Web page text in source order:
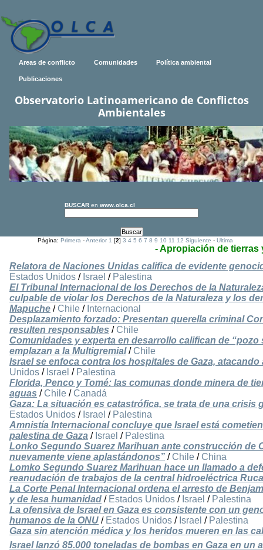
Areas de conflicto Comunidades Política ambiental
Publicaciones
Observatorio Latinoamericano de Conflictos
Ambientales
BUSCAR en www.olca.cl
Página:Primera -Anterior 1 [2]3 4 5 6 7 8 9 10 11 12 Siguiente -Ultima
- Apropiación de tierras
Relatora de Naciones Unidas califica de evidente
Estados Unidos / Israel / Palestina
El Tribunal Internacional de los Derechos de la
culpable de violar los Derechos de la Naturaleza y los
Mapuche / Chile / Internacional
Desplazamiento forzado: Presentan querella criminal
resulten responsables / Chile
Comunidades y experta en desarrollo califican de
emplazan a la Multigremial/ Chile
Israel se enfoca contra los hospitales de Gaza,
Unidos / Israel / Palestina
Florida, Penco y Tomé: las comunas donde minera de
aguas / Chile / Canadá
Gaza: La situación es catastrófica, se trata de una crisis
Estados Unidos / Israel / Palestina
Amnistía Internacional concluye que Israel está
palestina de Gaza / Israel / Palestina
Lonko Segundo Suarez Marihuan ante construcción de
nuevamente viene aplastándonos” / Chile / China
Lomko Segundo Suarez Marihuan hace un llamado a
reanudación de trabajos de la central hidroeléctrica
La Corte Penal Internacional ordena el arresto de
y de lesa humanidad / Estados Unidos / Israel / Palestina
La ofensiva de Israel en Gaza es consistente con un
humanos de la ONU / Estados Unidos / Israel / Palestina
Gaza sin atención médica y los heridos mueren en las
Israel lanzó 85.000 toneladas de bombas en Gaza en